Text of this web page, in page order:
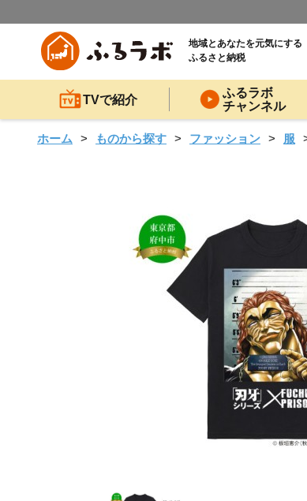
地域とあなたを元気にする
ふるさと納税
TVで紹介
ふるラボ
チャンネル
ホーム ものから探す ファッション 服